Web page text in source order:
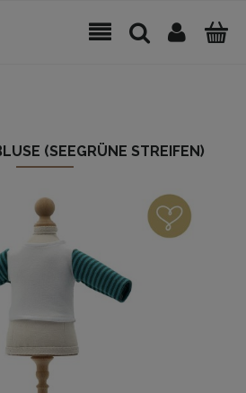
(SEEGRÜNE STREIFEN)